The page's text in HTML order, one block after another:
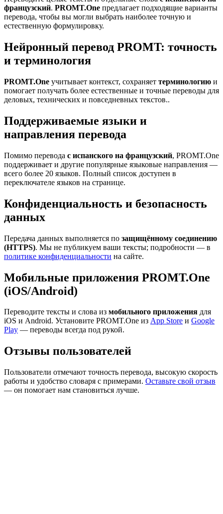
французский. PROMT.One предлагает подходящие варианты
перевода, чтобы вы могли выбрать наиболее точную и
естественную формулировку.
Нейронный перевод PROMT: точность
и терминология
PROMT.One учитывает контекст, сохраняет терминологию и
помогает получать более естественные и точные переводы для
деловых, технических и повседневных текстов..
Поддерживаемые языки и
направления перевода
Помимо перевода с испанского на французский, PROMT.One
поддерживает и другие популярные языковые направления —
всего более 20 языков. Полный список доступен в
переключателе языков на странице.
Конфиденциальность и безопасность
данных
Передача данных выполняется по защищённому соединению
(HTTPS). Мы не публикуем ваши тексты; подробности — в
политике конфиденциальности на сайте.
Мобильные приложения PROMT.One
(iOS/Android)
Переводите тексты и слова из мобильного приложения для
iOS и Android. Установите PROMT.One из App Store и Google
Play — переводы всегда под рукой.
Отзывы пользователей
Пользователи отмечают точность перевода, высокую скорость
работы и удобство словаря с примерами. Оставьте свой отзыв
— он помогает нам становиться лучше.